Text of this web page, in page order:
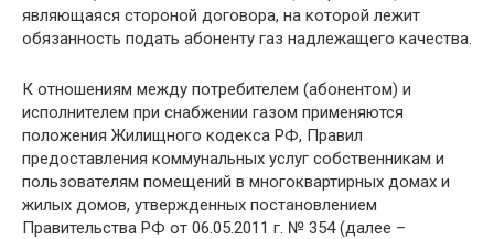
являющаяся стороной договора, на которой лежит
обязанность подать абоненту газ надлежащего качества.
К отношениям между потребителем (абонентом) и
исполнителем при снабжении газом применяются
положения Жилищного кодекса РФ, Правил
предоставления коммунальных услуг собственникам и
пользователям помещений в многоквартирных домах и
жилых домов, утвержденных постановлением
Правительства РФ от 06.05.2011 г. № 354 (далее –